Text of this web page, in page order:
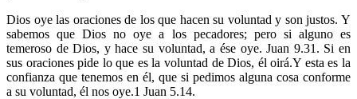
Dios oye las oraciones de los que hacen su voluntad y son justos. Y
sabemos que Dios no oye a los pecadores; pero si alguno es
temeroso de Dios, y hace su voluntad, a ése oye. Juan 9.31. Si en
sus oraciones pide lo que es la voluntad de Dios, él oirá.Y esta es la
confianza que tenemos en él, que si pedimos alguna cosa conforme
a su voluntad, él nos oye.1 Juan 5.14.